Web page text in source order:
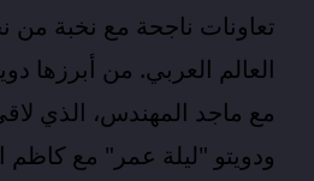
تعاونات ناجحة مع نخبة من
العالم العربي. من أبرزها
مع ماجد المهندس، الذي لاقى
ودويتو "ليلة عمر" مع كاظم